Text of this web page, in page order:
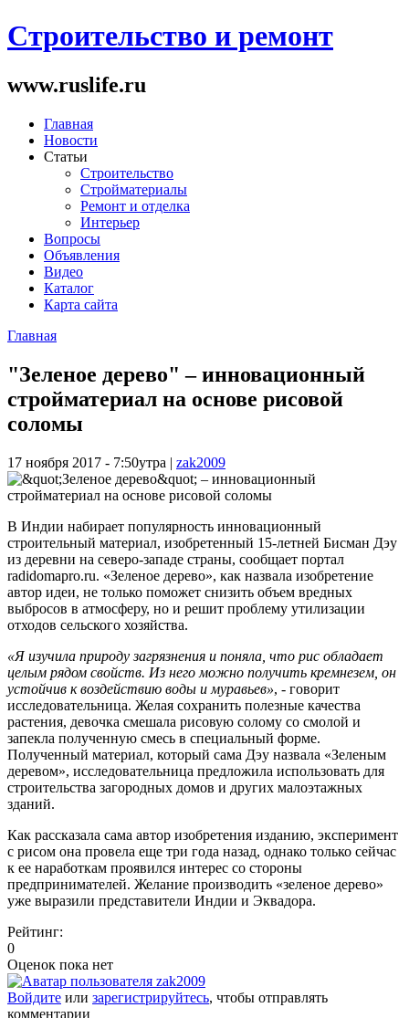
Строительство и ремонт
www.ruslife.ru
Главная
Новости
Статьи
Строительство
Стройматериалы
Ремонт и отделка
Интерьер
Вопросы
Объявления
Видео
Каталог
Карта сайта
Главная
"Зеленое дерево" – инновационный
стройматериал на основе рисовой
соломы
17 ноября 2017 - 7:50утра | zak2009
В Индии набирает популярность инновационный
строительный материал, изобретенный 15-летней Бисман Дэу
из деревни на северо-западе страны, сообщает портал
radidomapro.ru. «Зеленое дерево», как назвала изобретение
автор идеи, не только поможет снизить объем вредных
выбросов в атмосферу, но и решит проблему утилизации
отходов сельского хозяйства.
«Я изучила природу загрязнения и поняла, что рис обладает
целым рядом свойств. Из него можно получить кремнезем, он
устойчив к воздействию воды и муравьев», - говорит
исследовательница. Желая сохранить полезные качества
растения, девочка смешала рисовую солому со смолой и
запекла полученную смесь в специальный форме.
Полученный материал, который сама Дэу назвала «Зеленым
деревом», исследовательница предложила использовать для
строительства загородных домов и других малоэтажных
зданий.
Как рассказала сама автор изобретения изданию, эксперимент
с рисом она провела еще три года назад, однако только сейчас
к ее наработкам проявился интерес со стороны
предпринимателей. Желание производить «зеленое дерево»
уже выразили представители Индии и Эквадора.
Рейтинг:
0
Оценок пока нет
Войдите или зарегистрируйтесь, чтобы отправлять
комментарии